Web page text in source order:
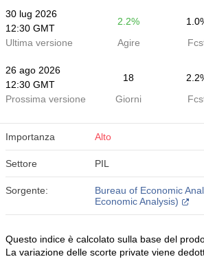
30 lug 2026
12:30 GMT
2.2%
Ultima versione
Agire
26 ago 2026
12:30 GMT
18
Prossima versione
Giorni
Importanza Alto
Settore PIL
Sorgente:
Bureau of Economic
Economic Analysis)
Questo indice è calcolato sulla base del
La variazione delle scorte private viene